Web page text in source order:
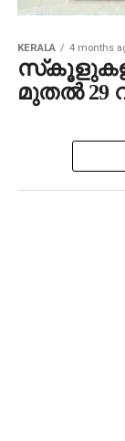
KERALA 4 months
മുതല്‍ 29